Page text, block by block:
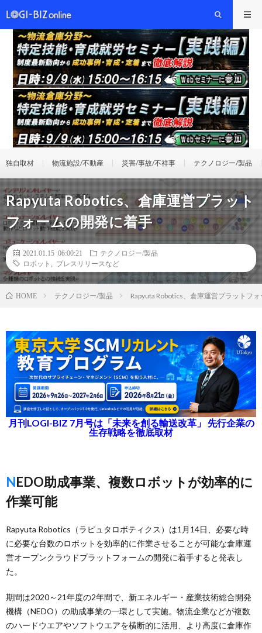
独自取材 物流施設/不動産 災害/事故/不祥事 テクノロジー/製品
Rapyuta Robotics、倉庫運営プラット
フォームの開発に着手
2021.01.15 06:00:21
テクノロジー/製品
ロボット
プレスリリースなど
HOME テクノロジー/製品 Rapyuta Robotics、倉庫運営プラットフ
月刊LOGI-BIZ 7月号は「未来を創る輸送改革」 先行企業の
生存戦略を徹底取材
NEDO助成事業、複数ロボットが効率的に
作業可能
Rapyuta Robotics（ラピュタロボティクス）は1月14日、必要な時
に必要な台数のロボットを効率的に作業させることが可能な倉庫運
営オープンクラウドプラットフォームの開発に着手すると発表し
た。
期間は2020～21年度の2年間で、新エネルギー・産業技術総合開発
機構（NEDO）の助成事業の一環として実施。物流企業などが複数
のハードウエアやソフトウエアを横断的に活用、より高度に倉庫作